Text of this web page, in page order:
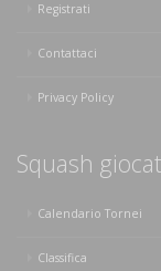
Registrati
Contattaci
Privacy Policy
Squash
Calendario Tornei
Classifica